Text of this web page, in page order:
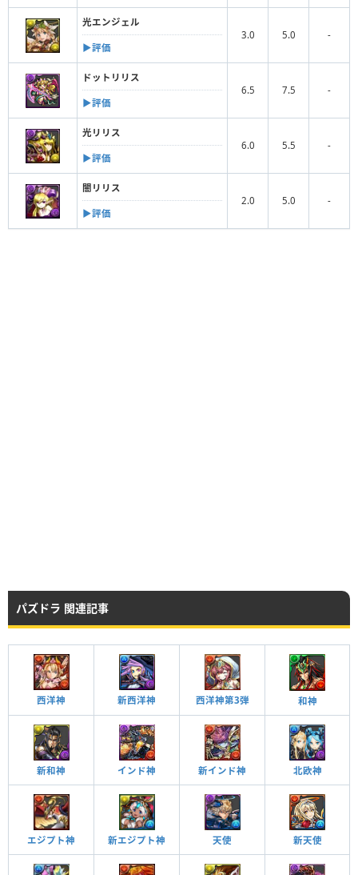
光エンジェル
▶︎評価
3.0 5.0 -
ドットリリス
▶︎評価
6.5 7.5 -
光リリス
▶︎評価
6.0 5.5 -
闇リリス
▶︎評価
2.0 5.0 -
パズドラ 関連記事
西洋神 新西洋神 西洋神第3弾 和神
新和神 インド神 新インド神 北欧神
エジプト神 新エジプト神 天使 新天使